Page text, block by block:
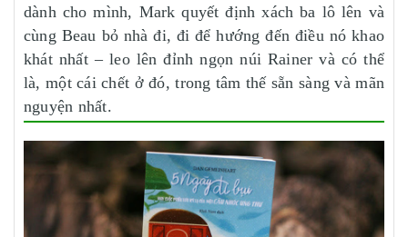
dành cho mình, Mark quyết định xách ba lô lên và
cùng Beau bỏ nhà đi, đi để hướng đến điều nó khao
khát nhất – leo lên đỉnh ngọn núi Rainer và có thể
là, một cái chết ở đó, trong tâm thế sẵn sàng và mãn
nguyện nhất.